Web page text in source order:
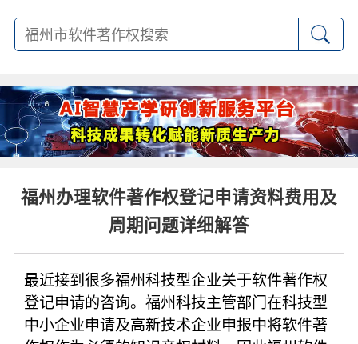
福州办理软件著作权登记申请资料费用及
周期问题详细解答
最近接到很多福州科技型企业关于软件著作权
登记申请的咨询。福州科技主管部门在科技型
中小企业申请及高新技术企业申报中将软件著